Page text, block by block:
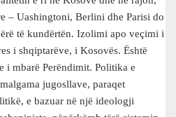
– Uashingtoni, Berlini dhe Parisi do
të kundërtën. Izolimi apo veçimi i
i shqiptarëve, i Kosovës. Është
i mbarë Perëndimit. Politika e
jugosllave, paraqet
e bazuar në një ideologji